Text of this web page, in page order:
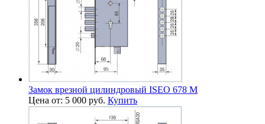
Замок врезной цилиндровый ISEO 678 М
Цена от: 5 000 руб. Купить